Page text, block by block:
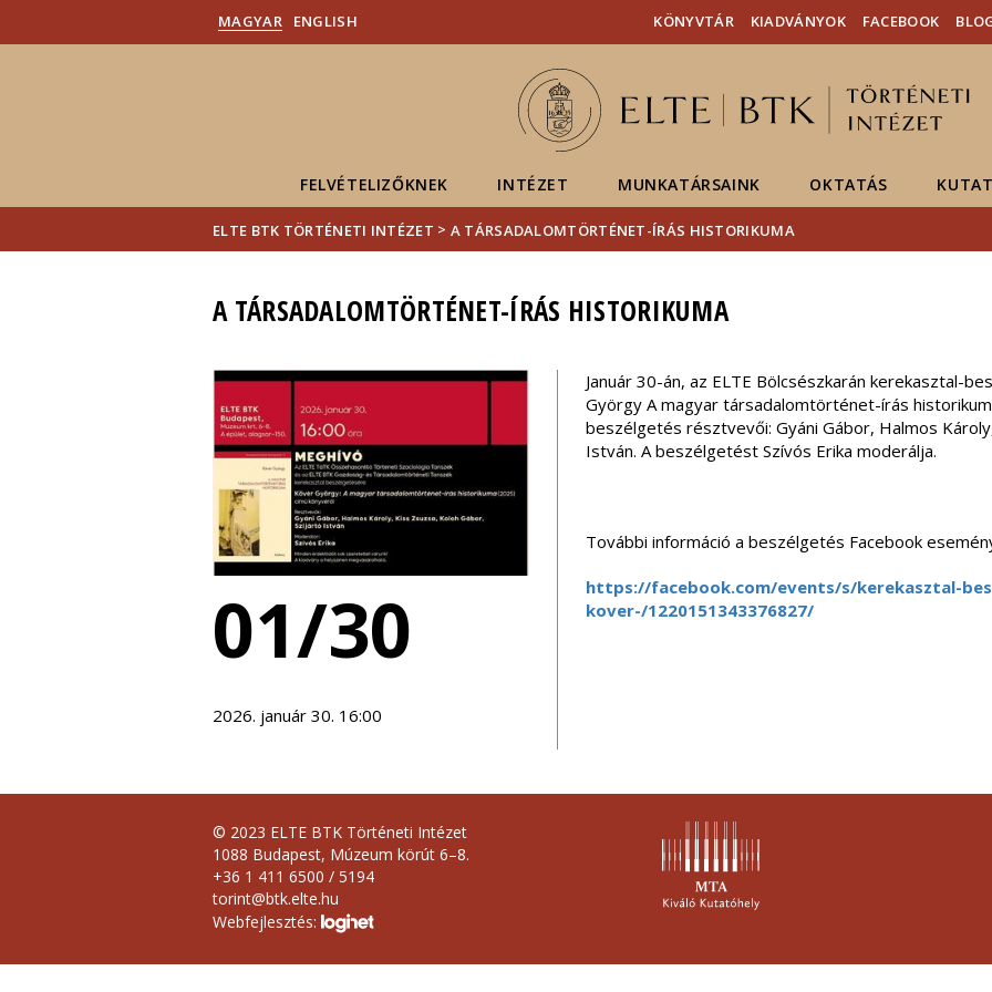
Hírek
Események
ELTE a
MAGYAR ENGLISH KÖNYVTÁR KIADVÁNYOK FACEBOOK
FELVÉTELIZŐKNEK INTÉZET MUNKATÁRSAINK OKTATÁS
ELTE BTK TÖRTÉNETI INTÉZET > A TÁRSADALOMTÖRTÉNET-ÍRÁS HISTORIKUMA
A TÁRSADALOMTÖRTÉNET-ÍRÁS HISTORIKUMA
01/30
2026. január 30. 16:00
Január 30-án, az ELTE Bölcsészkarán kerekasztal-
György A magyar társadalomtörténet-írás
beszélgetés résztvevői: Gyáni Gábor, Halmos
István. A beszélgetést Szívós Erika moderálja.
További információ a beszélgetés Facebook
https://facebook.com/events/s/kerekasztal-
kover-/1220151343376827/
© 2023 ELTE BTK Történeti Intézet
1088 Budapest, Múzeum körút 6–8.
+36 1 411 6500 / 5194
torint@btk.elte.hu
Webfejlesztés: